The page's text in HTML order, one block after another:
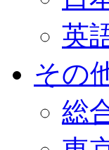
英
その
総